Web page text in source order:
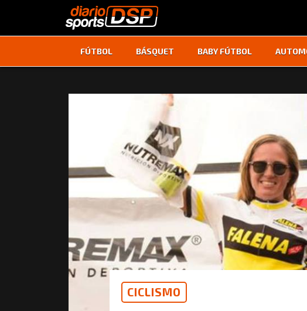
FÚTBOL BÁSQUET BABY FÚTBOL
CICLISMO